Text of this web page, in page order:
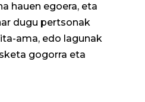
hauen egoera, eta
dugu pertsonak
ama, edo lagunak
gogorra eta